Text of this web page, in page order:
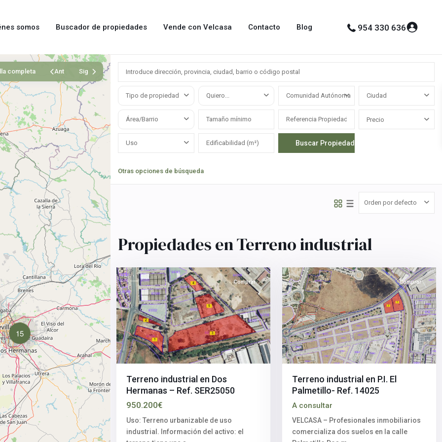
somos Buscador de propiedades Vende con Velcasa Contacto Blog 954 330 636
15
completa Ant Sig
Tipo de propiedad Quiero... Comunidad Autónoma Ciudad
Área/Barrio Precio
Uso
Otras opciones de búsqueda
Orden por defecto
Propiedades en Terreno industrial
4
Sevilla
Comprar
Terreno industrial en Dos
Hermanas – Ref. SER25050
950.200€
Uso: Terreno urbanizable de uso
industrial. Información del activo: el
Sevilla
Comprar
Terreno industrial en P.I. El
Palmetillo- Ref. 14025
A consultar
VELCASA – Profesionales inmobiliarios
comercializa dos suelos en la calle
Polígono
industrial
El
Polígono
industrial